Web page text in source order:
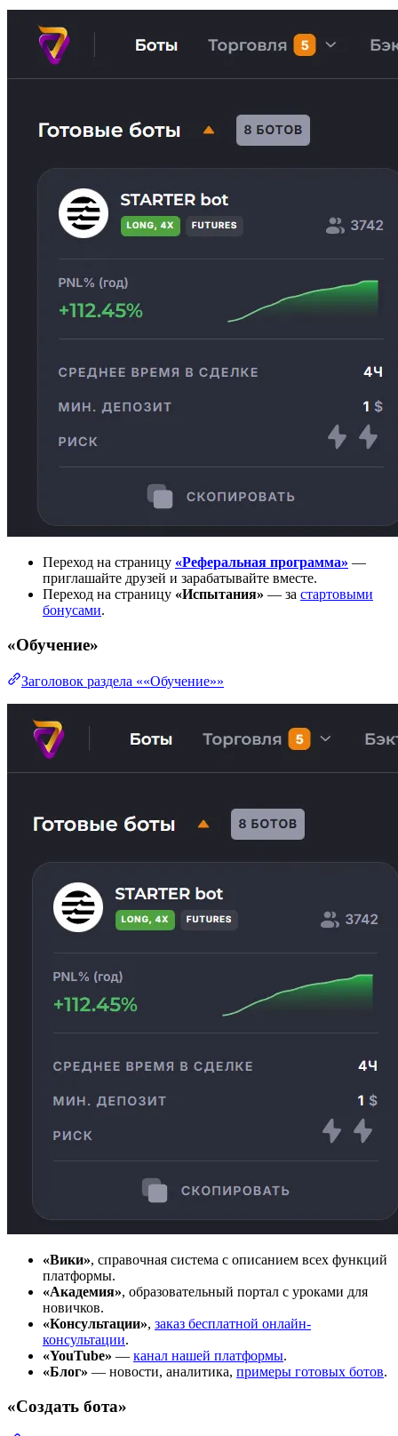
Переход на страницу «Реферальная программа» —
приглашайте друзей и зарабатывайте вместе.
Переход на страницу «Испытания» — за стартовыми
бонусами.
«Обучение»
Заголовок раздела ««Обучение»»
«Вики», справочная система с описанием всех функций
платформы.
«Академия», образовательный портал с уроками для
новичков.
«Консультации», заказ бесплатной онлайн-
консультации.
«YouTube» — канал нашей платформы.
«Блог» — новости, аналитика, примеры готовых ботов.
«Создать бота»